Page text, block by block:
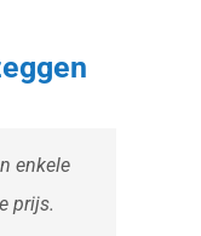
enkele
prijs.